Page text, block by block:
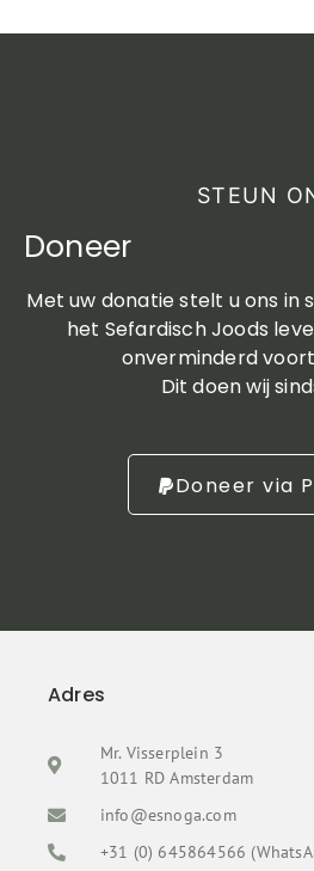
STEUN
Doneer
Met uw donatie stelt u ons in
het Sefardisch Joods
onverminderd
Dit doen wij
Doneer via
Adres
Mr. Visserplein 3
1011 RD Amsterdam
info@esnoga.com
+31 (0) 645864566